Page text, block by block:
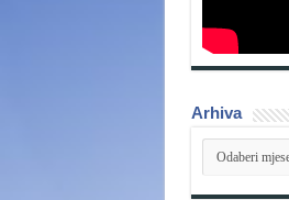
Arhiva
Arhiva